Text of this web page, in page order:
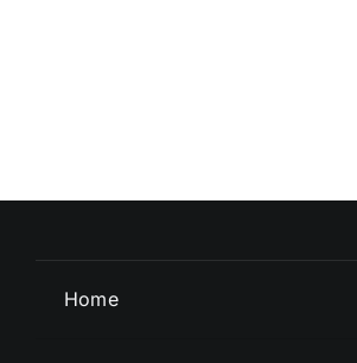
Home